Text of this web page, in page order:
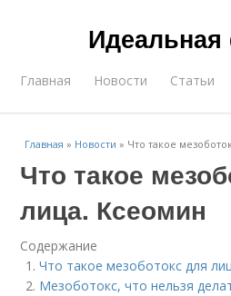
Главная Новости Статьи
Главная » Новости » Что такое
Что такое
лица. Ксеомин
Содержание
Что такое мезоботокс для
Мезоботокс, что нельзя